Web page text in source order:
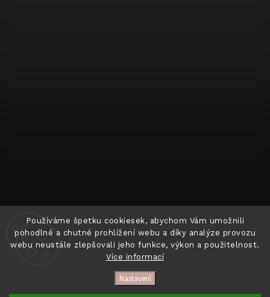
Používáme špetku cookiesek, abychom Vám umožnili
pohodlné a chutné prohlížení webu a díky analýze provozu
webu neustále zlepšovali jeho funkce, výkon a použitelnost.
Více informací
Nastavení
Sledovat na Instagramu
BIT OF HAPPINESS
vyhrazena.
Shoptet| Design